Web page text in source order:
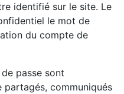
identifié sur le site. Le
le mot de
du compte de
passe sont
partagés, communiqués